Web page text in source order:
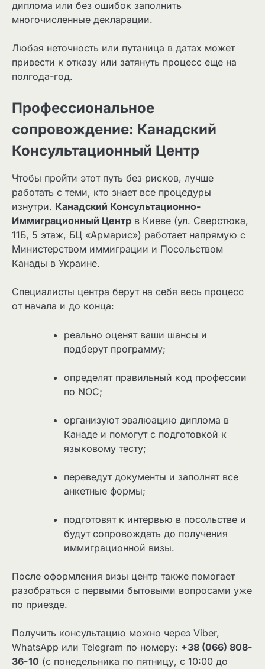
диплома или без ошибок заполнить
многочисленные декларации.
Любая неточность или путаница в датах может
привести к отказу или затянуть процесс еще на
полгода-год.
Профессиональное
сопровождение: Канадский
Консультационный Центр
Чтобы пройти этот путь без рисков, лучше
работать с теми, кто знает все процедуры
изнутри. Канадский Консультационно-
Иммиграционный Центр в Киеве (ул. Сверстюка,
11Б, 5 этаж, БЦ «Армарис») работает напрямую с
Министерством иммиграции и Посольством
Канады в Украине.
Специалисты центра берут на себя весь процесс
от начала и до конца:
реально оценят ваши шансы и
подберут программу;
определят правильный код профессии
по NOC;
организуют эвалюацию диплома в
Канаде и помогут с подготовкой к
языковому тесту;
переведут документы и заполнят все
анкетные формы;
подготовят к интервью в посольстве и
будут сопровождать до получения
иммиграционной визы.
После оформления визы центр также помогает
разобраться с первыми бытовыми вопросами уже
по приезде.
Получить консультацию можно через Viber,
WhatsApp или Telegram по номеру: +38 (066) 808-
36-10 (с понедельника по пятницу, с 10:00 до